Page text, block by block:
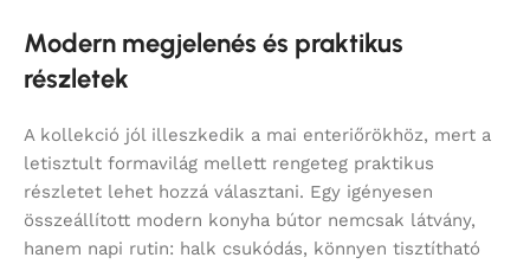
Modern megjelenés és praktikus
részletek
A kollekció jól illeszkedik a mai enteriőrökhöz, mert a
letisztult formavilág mellett rengeteg praktikus
részletet lehet hozzá választani. Egy igényesen
összeállított modern konyha bútor nemcsak látvány,
hanem napi rutin: halk csukódás, könnyen tisztítható